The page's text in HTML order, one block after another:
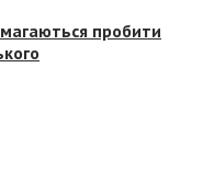
пробити